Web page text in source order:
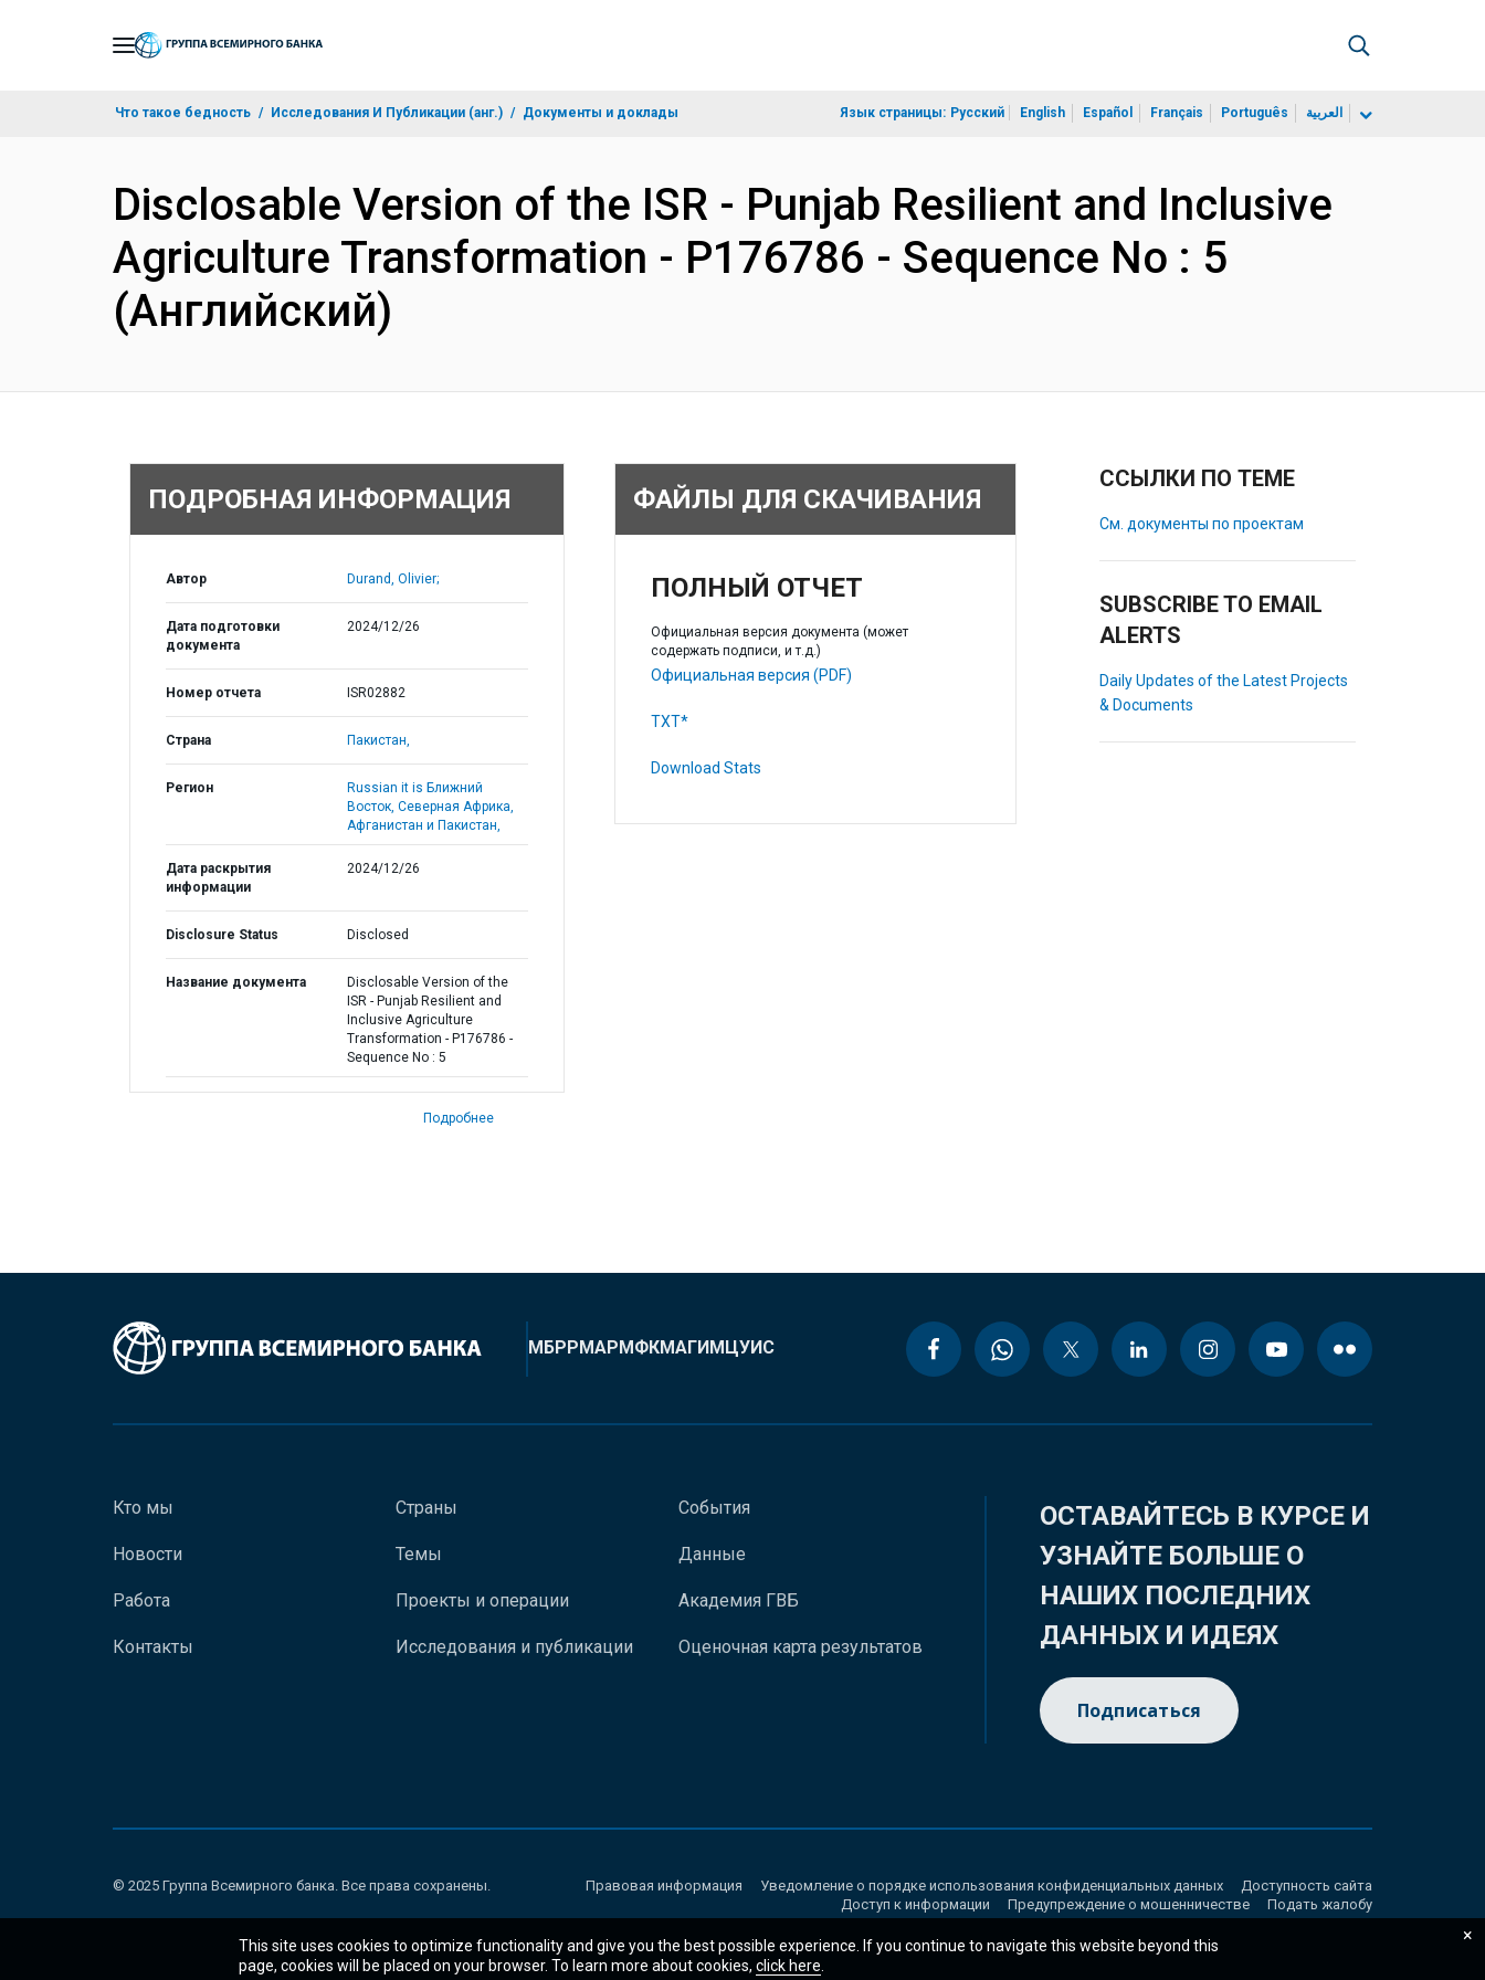
Что такое бедность Исследования И Публикации (анг.) Документы и доклады Язык страницы: Русский English Español Français Português العربية
Disclosable Version of the ISR - Punjab Resilient and Inclusive
Agriculture Transformation - P176786 - Sequence No : 5
(Английский)
ПОДРОБНАЯ ИНФОРМАЦИЯ
Автор Durand, Olivier;
Дата подготовки
документа
2024/12/26
Номер отчета ISR02882
Страна Пакистан,
Регион
Russian it is Ближний
Восток, Северная Африка,
Афганистан и Пакистан,
Дата раскрытия
информации
2024/12/26
Disclosure Status Disclosed
Название документа
Disclosable Version of the
ISR - Punjab Resilient and
Inclusive Agriculture
Transformation - P176786 -
Sequence No : 5
Подробнее
ФАЙЛЫ ДЛЯ СКАЧИВАНИЯ
ПОЛНЫЙ ОТЧЕТ
Официальная версия документа (может
содержать подписи, и т.д.)
Официальная версия (PDF)
TXT*
Download Stats
ССЫЛКИ ПО ТЕМЕ
См. документы по проектам
SUBSCRIBE TO EMAIL
ALERTS
Daily Updates of the Latest Projects
& Documents
МБРРМАРМФКМАГИМЦУИС
Кто мы
Новости
Работа
Контакты
Страны
Темы
Проекты и операции
Исследования и публикации
События
Данные
Академия ГВБ
Оценочная карта результатов
ОСТАВАЙТЕСЬ В КУРСЕ И
УЗНАЙТЕ БОЛЬШЕ О
НАШИХ ПОСЛЕДНИХ
ДАННЫХ И ИДЕЯХ
Подписаться
© 2025 Группа Всемирного банка. Все права сохранены. Правовая информация Уведомление о порядке использования конфиденциальных данных
Доступность сайта
Доступ к информации
Предупреждение о мошенничестве Подать жалобу
This site uses cookies to optimize functionality and give you the best possible experience. If you continue to navigate this website beyond this
page, cookies will be placed on your browser. To learn more about cookies, click here
×